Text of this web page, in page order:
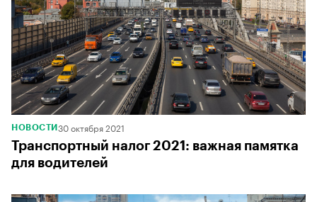
НОВОСТИ 30 октября 2021
Транспортный налог 2021: важная памятка
для водителей